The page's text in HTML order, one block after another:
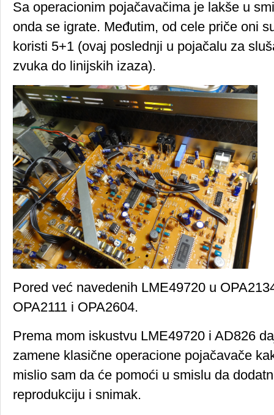
Sa operacionim pojačavačima je lakše u
onda se igrate. Međutim, od cele priče oni
koristi 5+1 (ovaj poslednji u pojačalu za
zvuka do linijskih izaza).
Pored već navedenih LME49720 u
OPA2111 i OPA2604.
Prema mom iskustvu LME49720 i AD826
zamene klasične operacione pojačavače
mislio sam da će pomoći u smislu da
reprodukciju i snimak.